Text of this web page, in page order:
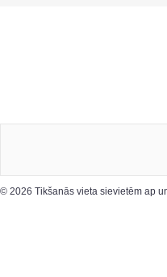
© 2026 Tikšanās vieta sievietēm ap